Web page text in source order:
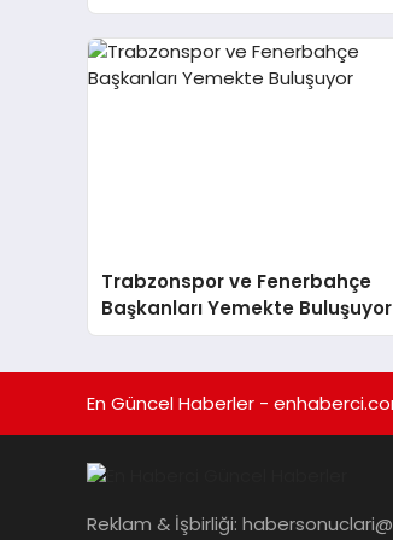
Ayrıldı
Trabzonspor ve Fenerbahçe
Başkanları Yemekte Buluşuyor
En Güncel Haberler -
Reklam & İşbirliği: